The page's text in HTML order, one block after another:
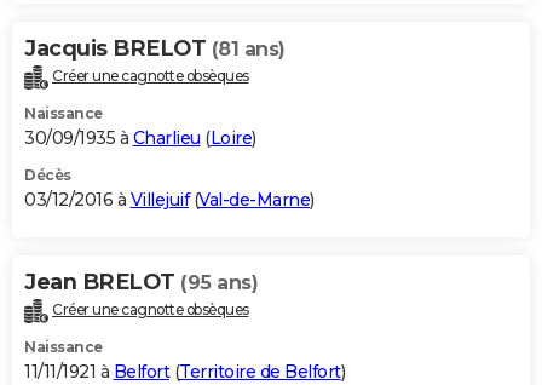
Jacquis BRELOT (81 ans)
Créer une cagnotte obsèques
Naissance
30/09/1935 à Charlieu (Loire)
Décès
03/12/2016 à Villejuif(Val-de-Marne)
Jean BRELOT (95 ans)
Créer une cagnotte obsèques
Naissance
11/11/1921 à Belfort(Territoire de Belfort)